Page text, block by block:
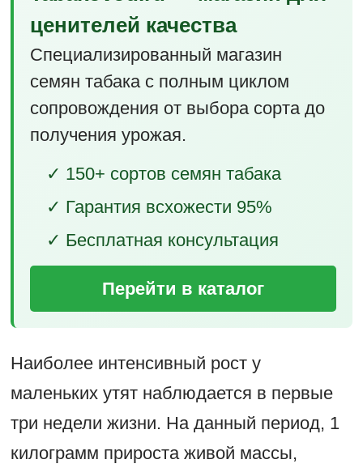
ценителей качества
Специализированный магазин
семян табака с полным циклом
сопровождения от выбора сорта до
получения урожая.
✓ 150+ сортов семян табака
✓ Гарантия всхожести 95%
✓ Бесплатная консультация
Перейти в каталог
Наиболее интенсивный рост у
маленьких утят наблюдается в первые
три недели жизни. На данный период, 1
килограмм прироста живой массы,